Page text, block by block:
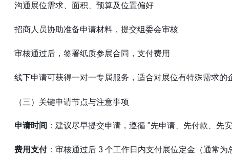
沟通展位需求、面积、预算及位置偏好
招商人员协助准备申请材料，提交组委会审核
审核通过后，签署纸质参展合同，支付费用
线下申请可获得一对一专属服务，适合对展位有特殊需求的
（三）关键申请节点与注意事项
申请时间 ：建议尽早提交申请，遵循 "先申请、先付款、先
费用支付：审核通过后 3 个工作日内支付展位定金（通常